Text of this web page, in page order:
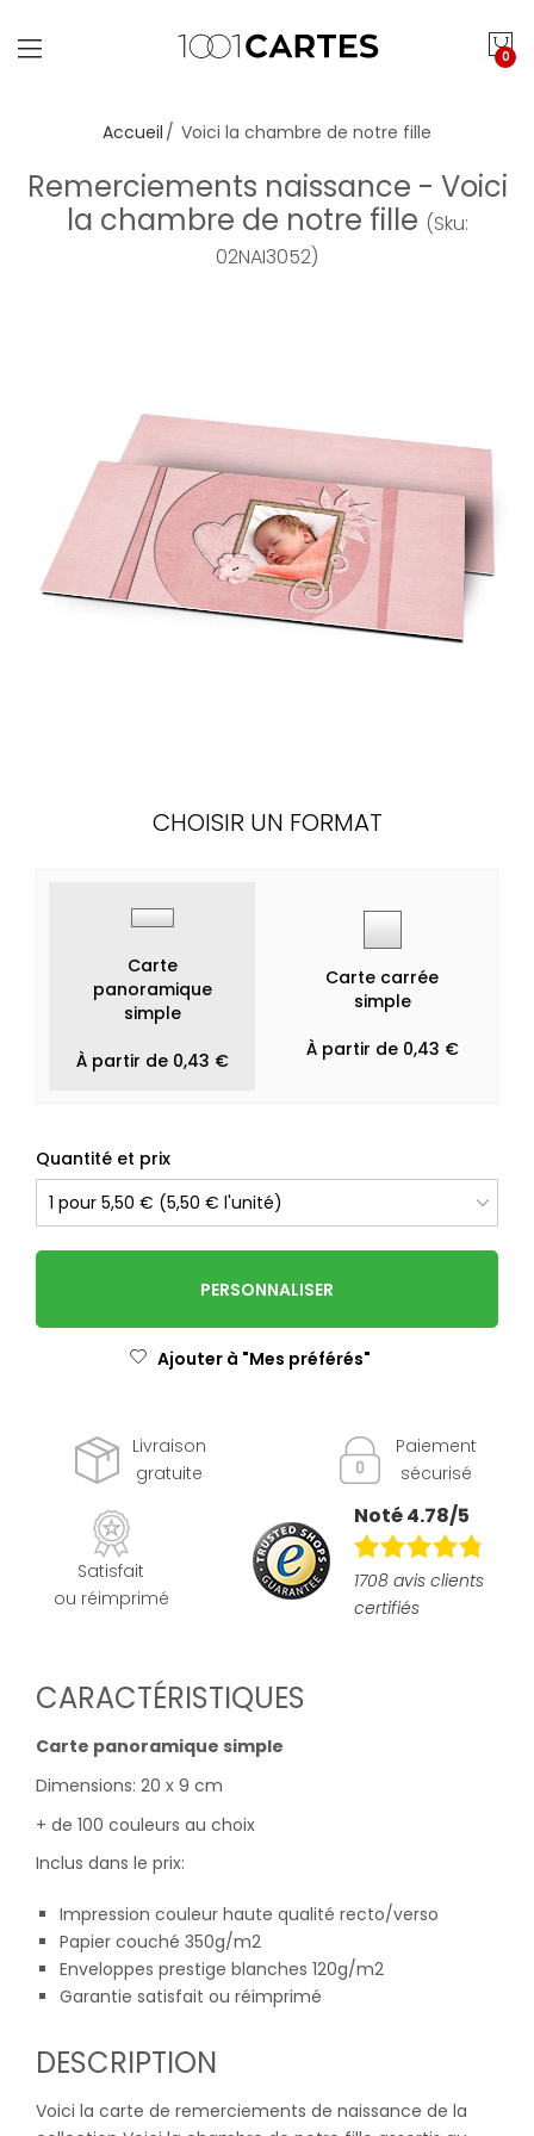
0
Accueil Voici la chambre de notre fille
Remerciements naissance - Voici
la chambre de notre fille (Sku:
02NAI3052)
CHOISIR UN FORMAT
Carte
panoramique
simple
À partir de 0,43 €
Carte carrée
simple
À partir de 0,43 €
Quantité et prix
PERSONNALISER
Ajouter à "Mes préférés"
Livraison
gratuite
Paiement
sécurisé
Satisfait
ou réimprimé
Noté 4.78/5
1708 avis clients
certifiés
CARACTÉRISTIQUES
Carte panoramique simple
Dimensions: 20 x 9 cm
+ de 100 couleurs au choix
Inclus dans le prix:
Impression couleur haute qualité recto/verso
Papier couché 350g/m2
Enveloppes prestige blanches 120g/m2
Garantie satisfait ou réimprimé
DESCRIPTION
Voici la carte de remerciements de naissance de la